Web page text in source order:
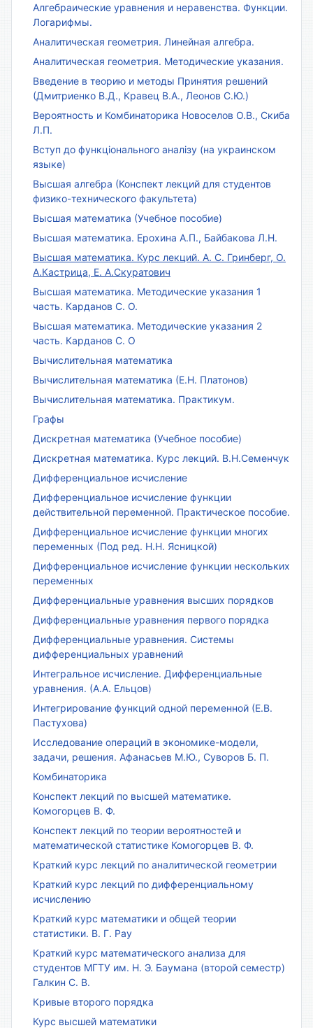
Алгебраические уравнения и неравенства. Функции.
Логарифмы.
Аналитическая геометрия. Линейная алгебра.
Аналитическая геометрия. Методические указания.
Введение в теорию и методы Принятия решений
(Дмитриенко В.Д., Кравец В.А., Леонов С.Ю.)
Вероятность и Комбинаторика Новоселов О.В., Скиба
Л.П.
Вступ до функціонального аналізу (на украинском
языке)
Высшая алгебра (Конспект лекций для студентов
физико-технического факультета)
Высшая математика (Учебное пособие)
Высшая математика. Ерохина А.П., Байбакова Л.Н.
Высшая математика. Курс лекций. А. С. Гринберг, О.
А.Кастрица, Е. А.Скуратович
Высшая математика. Методические указания 1
часть. Карданов С. О.
Высшая математика. Методические указания 2
часть. Карданов С. О
Вычислительная математика
Вычислительная математика (Е.Н. Платонов)
Вычислительная математика. Практикум.
Графы
Дискретная математика (Учебное пособие)
Дискретная математика. Курс лекций. В.Н.Семенчук
Дифференциальное исчисление
Дифференциальное исчисление функции
действительной переменной. Практическое пособие.
Дифференциальное исчисление функции многих
переменных (Под ред. Н.Н. Ясницкой)
Дифференциальное исчисление функции нескольких
переменных
Дифференциальные уравнения высших порядков
Дифференциальные уравнения первого порядка
Дифференциальные уравнения. Системы
дифференциальных уравнений
Интегральное исчисление. Дифференциальные
уравнения. (А.А. Ельцов)
Интегрирование функций одной переменной (Е.В.
Пастухова)
Исследование операций в экономике-модели,
задачи, решения. Афанасьев М.Ю., Суворов Б. П.
Комбинаторика
Конспект лекций по высшей математике.
Комогорцев В. Ф.
Конспект лекций по теории вероятностей и
математической статистике Комогорцев В. Ф.
Краткий курс лекций по аналитической геометрии
Краткий курс лекций по дифференциальному
исчислению
Краткий курс математики и общей теории
статистики. В. Г. Рау
Краткий курс математического анализа для
студентов МГТУ им. Н. Э. Баумана (второй семестр)
Галкин С. В.
Кривые второго порядка
Курс высшей математики